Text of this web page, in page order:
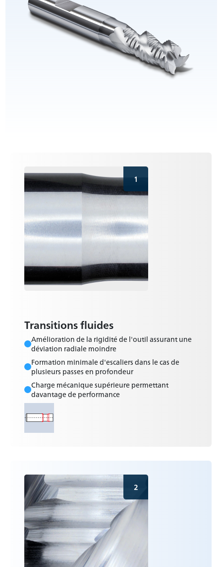
1
Transitions fluides
Amélioration de la rigidité de l'outil assurant une
déviation radiale moindre
Formation minimale d'escaliers dans le cas de
plusieurs passes en profondeur
Charge mécanique supérieure permettant
davantage de performance
2